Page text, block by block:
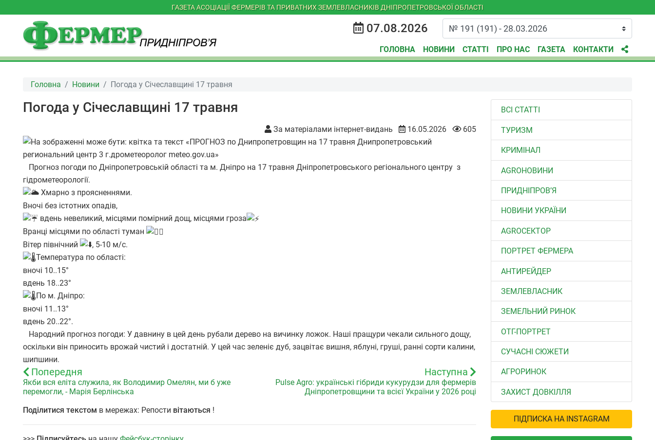
ГАЗЕТА АСОЦІАЦІЇ ФЕРМЕРІВ ТА ПРИВАТНИХ ЗЕМЛЕВЛАСНИКІВ ДНІПРОПЕТРОВСЬКОЇ ОБЛАСТІ
07.08.2026
ГОЛОВНА НОВИНИ СТАТТІ ПРО НАС ГАЗЕТА КОНТАКТИ
Головна Новини Погода у Січеславщині 17 травня
Погода у Січеславщині 17 травня
За матеріалами інтернет-видань 16.05.2026 605
Прогноз погоди по Дніпропетровській області та м. Дніпро на 17 травня Дніпропетровського регіонального центру з
гідрометеорології.
Хмарно з проясненнями.
Вночі без істотних опадів,
вдень невеликий, місцями помірний дощ, місцями гроза
Вранці місцями по області туман
Вітер північний
, 5-10 м/с.
Температура по області:
вночі 10..15°
вдень 18..23°
По м. Дніпро:
вночі 11..13°
вдень 20..22°.
Народний прогноз погоди: У давнину в цей день рубали дерево на вичинку ложок. Наші пращури чекали сильного дощу,
оскільки він приносить врожай чистий і достатній. У цей час зеленіє дуб, зацвітає вишня, яблуні, груші, ранні сорти калини,
шипшини.
Попередня
Якби вся еліта служила, як Володимир Омелян, ми б уже
перемогли, - Марія Берлінська
Наступна
Pulse Agro: українські гібриди кукурудзи для фермерів
Дніпропетровщини та всієї України у 2026 році
Поділитися текстом в мережах: Репости вітаються !
ВСІ СТАТТІ
ТУРИЗМ
КРИМІНАЛ
AGROНОВИНИ
ПРИДНІПРОВ’Я
НОВИНИ УКРАЇНИ
АGROСЕКТОР
ПОРТРЕТ ФЕРМЕРА
АНТИРЕЙДЕР
ЗЕМЛЕВЛАСНИК
ЗЕМЕЛЬНИЙ РИНОК
ОТГ-ПОРТРЕТ
СУЧАСНІ СЮЖЕТИ
АГРОРИНОК
ЗАХИСТ ДОВКІЛЛЯ
ПІДПИСКА НА INSTAGRAM